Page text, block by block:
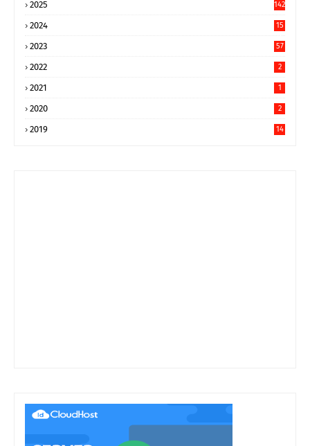
2025 142
2024
15
2023 57
2022 2
2021 1
2020 2
2019 14